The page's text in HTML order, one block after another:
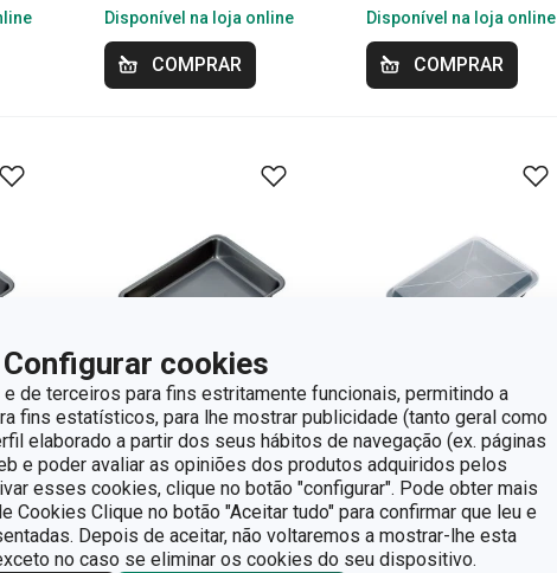
Configurar cookies
de terceiros para fins estritamente funcionais, permitindo a
fins estatísticos, para lhe mostrar publicidade (tanto geral como
elaborado a partir dos seus hábitos de navegação (ex. páginas
e poder avaliar as opiniões dos produtos adquiridos pelos
esses cookies, clique no botão "configurar". Pode obter mais
Cookies Clique no botão "Aceitar tudo" para confirmar que leu e
Depois de aceitar, não voltaremos a mostrar-lhe esta
no caso se eliminar os cookies do seu dispositivo.
Disponível na loja online
COMPRAR
Disponível na loja online
COMPRAR
Tabuleiro fundo de
forno DELICIA
40 x 28 cm
Portes grátis
Tabuleiro fundo
retangular com
tampa DELÍCIA